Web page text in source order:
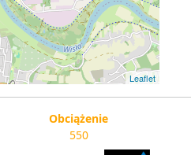
Leaflet
Obciążenie
550